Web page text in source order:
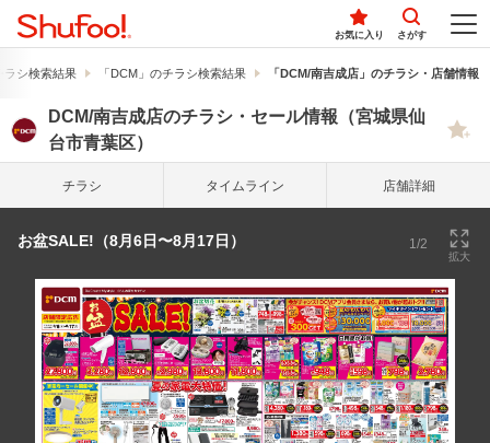
お気に入り さがす
ラシ検索結果 「DCM」のチラシ検索結果 「DCM/南吉成店」のチラシ・店舗情報
DCM/南吉成店のチラシ・セール情報（宮城県仙
台市青葉区）
チラシ タイム ライン 店舗詳細
お盆SALE!（8月6日〜8月17日） 1/2
拡大